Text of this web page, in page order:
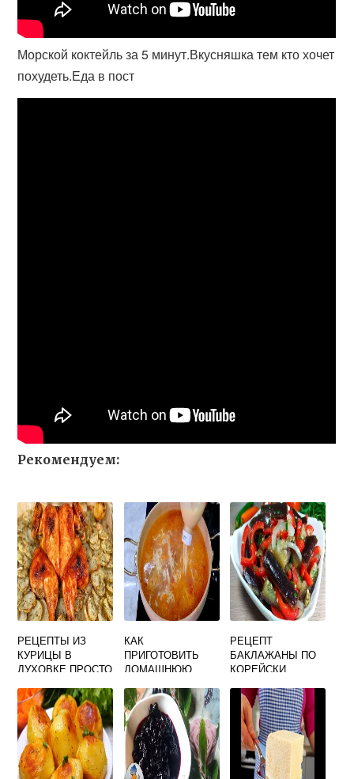
Морской коктейль за 5 минут.Вкусняшка тем кто хочет
похудеть.Еда в пост
Рекомендуем:
РЕЦЕПТЫ ИЗ
КУРИЦЫ В
ДУХОВКЕ ПРОСТО
КАК
ПРИГОТОВИТЬ
ДОМАШНЮЮ
РЕЦЕПТ
БАКЛАЖАНЫ ПО
КОРЕЙСКИ
ПРИГОТОВЛЕНИЯ
САМЫЙ ВКУСНЫЙ